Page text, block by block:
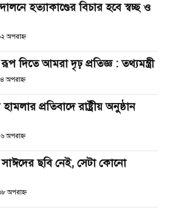
হত্যাকাণ্ডের বিচার হবে স্বচ্ছ ও
অপরাহ্ণ
রূপ দিতে আমরা দৃঢ় প্রতিজ্ঞ : তথ্যমন্ত্রী
অপরাহ্ণ
প্রতিবাদে রাষ্ট্রীয় অনুষ্ঠান
অপরাহ্ণ
ছবি নেই, সেটা কোনো
অপরাহ্ণ